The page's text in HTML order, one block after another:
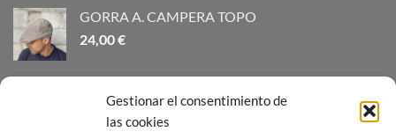
Gestionar el consentimiento de
las cookies
GORRA A. CAMPERA TOPO
24,00€
32,00€